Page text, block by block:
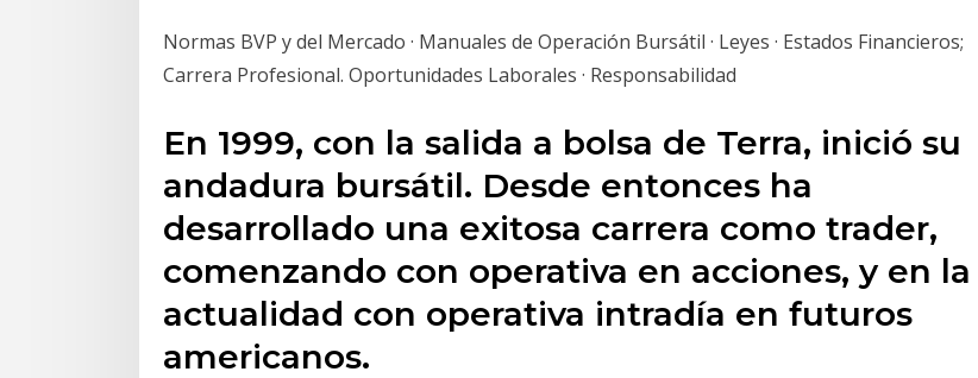
Normas BVP y del Mercado · Manuales de Operación Bursátil · Leyes · Estados Financieros;
Carrera Profesional. Oportunidades Laborales · Responsabilidad
En 1999, con la salida a bolsa de Terra, inició su
andadura bursátil. Desde entonces ha
desarrollado una exitosa carrera como trader,
comenzando con operativa en acciones, y en la
actualidad con operativa intradía en futuros
americanos.